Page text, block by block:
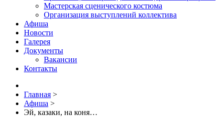
Мастерская сценического костюма
Организация выступлений коллектива
Афиша
Новости
Галерея
Документы
Вакансии
Контакты
Главная >
Афиша >
Эй, казаки, на коня…